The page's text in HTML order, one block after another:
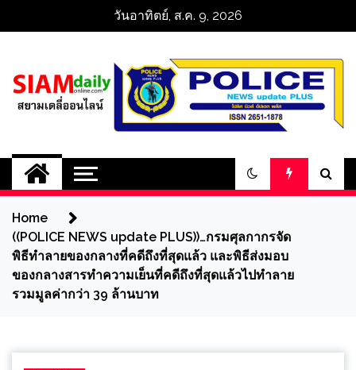
วันอาทิตย์, ส.ค. 9, 2026
สยามเดลี่ออนไลน์
SiamDailyOnline
Home
((POLICE NEWS update PLUS))…กรมศุลกากรจัด
พิธีทำลายของกลางที่คดีถึงที่สุดแล้ว และพิธีส่งมอบ
ของกลางสารทำความเย็นที่คดีถึงที่สุดแล้วไปทำลาย
รวมมูลค่ากว่า 39 ล้านบาท